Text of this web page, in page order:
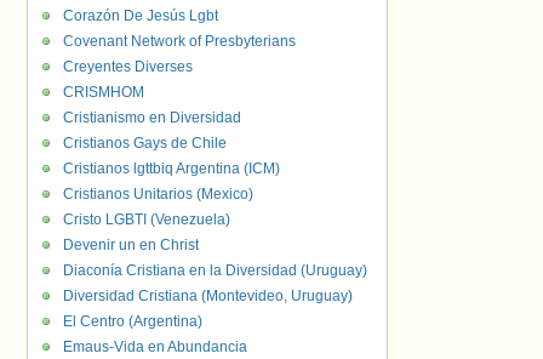
Corazón De Jesús Lgbt
Covenant Network of Presbyterians
Creyentes Diverses
CRISMHOM
Cristianismo en Diversidad
Cristianos Gays de Chile
Cristianos lgttbiq Argentina (ICM)
Cristianos Unitarios (Mexico)
Cristo LGBTI (Venezuela)
Devenir un en Christ
Diaconía Cristiana en la Diversidad (Uruguay)
Diversidad Cristiana (Montevideo, Uruguay)
El Centro (Argentina)
Emaus-Vida en Abundancia